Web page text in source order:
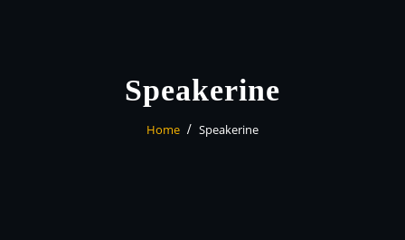
Speakerine
Home Speakerine